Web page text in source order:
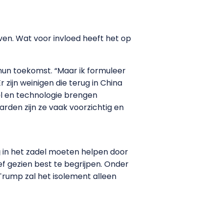
Wat voor invloed heeft het op
toekomst. “Maar ik formuleer
zijn weinigen die terug in China
en technologie brengen
zijn ze vaak voorzichtig en
in het zadel moeten helpen door
gezien best te begrijpen. Onder
zal het isolement alleen